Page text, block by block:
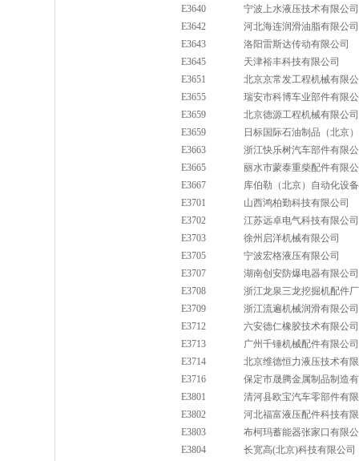
E3640
宁波上水液压技术有限公司
E3642
河北海连润滑油脂有限公司
E3643
洛阳雷斯达传动有限公司
E3645
天津裕丰科技有限公司
E3651
北京京常发工程机械有限
E3655
瑞安市科博车业部件有限
E3659
北京德源工程机械有限公司
E3659
日标国际石油制品（北京
E3663
浙江快乐树汽车部件有限
E3665
丽水市蒙泰重柴配件有限
E3667
库伯勒（北京）自动化设
E3701
山西鸿柏勤科技有限公司
E3702
江苏远卓电气科技有限公司
E3703
徐州启洋机械有限公司
E3705
宁波宏格液压有限公司
E3707
湖南创安防爆电器有限公司
E3708
浙江龙泉三龙挖掘机配件厂
E3709
浙江流遍机械润滑有限公司
E3712
六安德仁橡胶技术有限公司
E3713
广州千锤机械配件有限公司
E3714
北京维德恒力液压技术有
E3716
保定市晟腾金属制品制造
E3801
清河县欧宝汽车零部件有
E3802
河北福富液压配件科技有
E3803
布柯玛蓄能器张家口有限
E3804
长宽高(北京)科技有限公司